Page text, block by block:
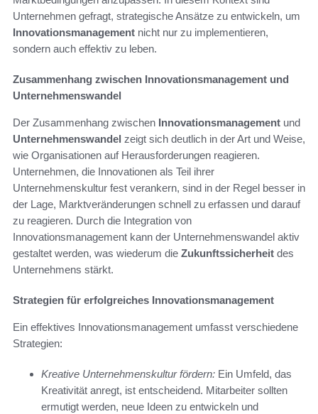
Unternehmen gefragt, strategische Ansätze zu entwickeln, um
Innovationsmanagement nicht nur zu implementieren,
sondern auch effektiv zu leben.
Zusammenhang zwischen Innovationsmanagement und
Unternehmenswandel
Der Zusammenhang zwischen Innovationsmanagement und
Unternehmenswandel zeigt sich deutlich in der Art und Weise,
wie Organisationen auf Herausforderungen reagieren.
Unternehmen, die Innovationen als Teil ihrer
Unternehmenskultur fest verankern, sind in der Regel besser in
der Lage, Marktveränderungen schnell zu erfassen und darauf
zu reagieren. Durch die Integration von
Innovationsmanagement kann der Unternehmenswandel aktiv
gestaltet werden, was wiederum die Zukunftssicherheit des
Unternehmens stärkt.
Strategien für erfolgreiches Innovationsmanagement
Ein effektives Innovationsmanagement umfasst verschiedene
Strategien:
Kreative Unternehmenskultur fördern: Ein Umfeld, das
Kreativität anregt, ist entscheidend. Mitarbeiter sollten
ermutigt werden, neue Ideen zu entwickeln und